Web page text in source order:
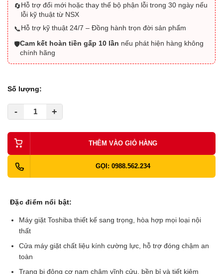
🔄Hỗ trợ đổi mới hoặc thay thế bộ phận lỗi trong 30 ngày nếu
lỗi kỹ thuật từ NSX
📞Hỗ trợ kỹ thuật 24/7 – Đồng hành trọn đời sản phẩm
🛡️Cam kết hoàn tiền gấp 10 lần nếu phát hiện hàng không
chính hãng
Số lượng:
- +
THÊM VÀO GIỎ HÀNG
GỌI: 0988.562.234
Đặc điểm nổi bật:
Máy giặt Toshiba thiết kế sang trọng, hòa hợp mọi loại nội
thất
Cửa máy giặt chất liệu kính cường lực, hỗ trợ đóng chậm an
toàn
Trang bị động cơ nam châm vĩnh cửu, bền bỉ và tiết kiệm